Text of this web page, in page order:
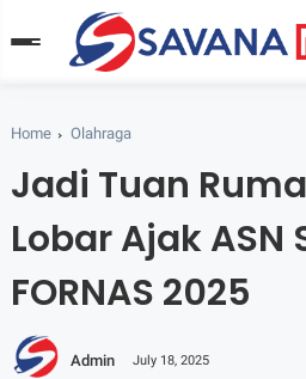
Home Olahraga
Jadi Tuan
Lobar Ajak ASN
FORNAS 2025
Admin July 18, 2025